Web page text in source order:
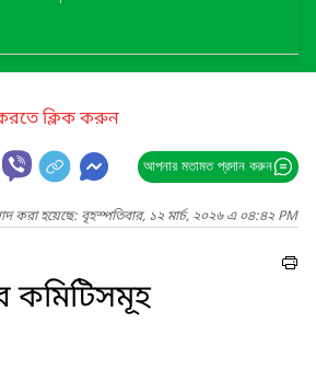
ক্লিক করুন
আপনার মতামত প্রদান করুন
করা হয়েছে: বৃহস্পতিবার, ১২ মার্চ, ২০২৬ এ ০৪:৪২ PM
কমিটিসমূহ